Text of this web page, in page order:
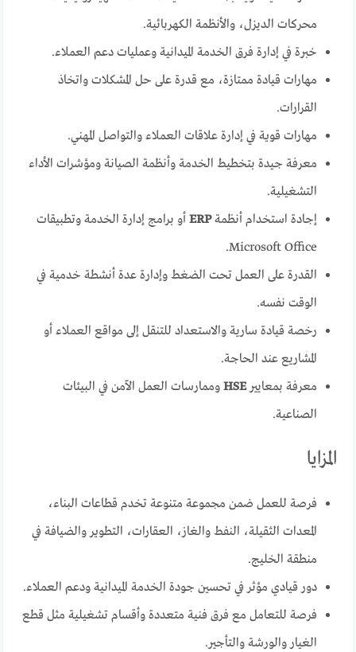
محركات الديزل، والأنظمة الكهربائية.
خبرة في إدارة فرق الخدمة الميدانية وعمليات دعم العملاء.
مهارات قيادة ممتازة، مع قدرة على حل المشكلات واتخاذ
القرارات.
مهارات قوية في إدارة علاقات العملاء والتواصل المهني.
معرفة جيدة بتخطيط الخدمة وأنظمة الصيانة ومؤشرات الأداء
التشغيلية.
إجادة استخدام أنظمةERP أو برامج إدارة الخدمة وتطبيقات
Microsoft Office.
القدرة على العمل تحت الضغط وإدارة عدة أنشطة خدمية في
الوقت نفسه.
رخصة قيادة سارية والاستعداد للتنقل إلى مواقع العملاء أو
المشاريع عند الحاجة.
معرفة بمعاييرHSE وممارسات العمل الآمن في البيئات
الصناعية.
المزايا
فرصة للعمل ضمن مجموعة متنوعة تخدم قطاعات البناء،
المعدات الثقيلة، النفط والغاز، العقارات، التطوير والضيافة في
منطقة الخليج.
دور قيادي مؤثر في تحسين جودة الخدمة الميدانية ودعم العملاء.
فرصة للتعامل مع فرق فنية متعددة وأقسام تشغيلية مثل قطع
الغيار والورشة والتأجير.